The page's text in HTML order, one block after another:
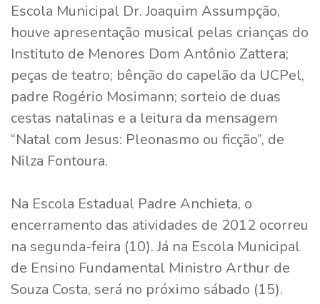
Escola Municipal Dr. Joaquim Assumpção,
houve apresentação musical pelas crianças do
Instituto de Menores Dom Antônio Zattera;
peças de teatro; bênção do capelão da UCPel,
padre Rogério Mosimann; sorteio de duas
cestas natalinas e a leitura da mensagem
“Natal com Jesus: Pleonasmo ou ficção”, de
Nilza Fontoura.
Na Escola Estadual Padre Anchieta, o
encerramento das atividades de 2012 ocorreu
na segunda-feira (10). Já na Escola Municipal
de Ensino Fundamental Ministro Arthur de
Souza Costa, será no próximo sábado (15).